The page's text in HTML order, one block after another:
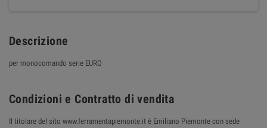
Descrizione
per monocomando serie EURO
Condizioni e Contratto di vendita
Il titolare del sito www.ferramentapiemonte.it è Emiliano Piemonte con sede